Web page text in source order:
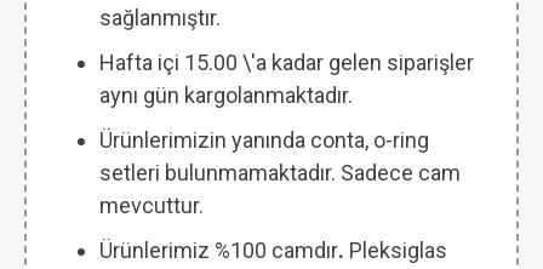
sağlanmıştır.
Hafta içi 15.00 \'a kadar gelen siparişler
aynı gün kargolanmaktadır.
Ürünlerimizin yanında conta, o-ring
setleri bulunmamaktadır. Sadece cam
mevcuttur.
Ürünlerimiz %100 camdır. Pleksiglas